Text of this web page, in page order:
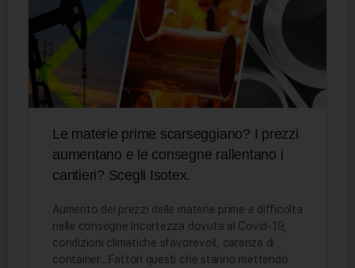
Le materie prime scarseggiano? I prezzi
aumentano e le consegne rallentano i
cantieri? Scegli Isotex.
Aumento dei prezzi delle materie prime e difficolta
nelle consegne Incertezza dovuta al Covid-19,
condizioni climatiche sfavorevoli, carenza di
container…Fattori questi che stanno mettendo